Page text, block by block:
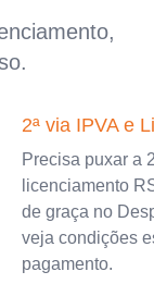
2ª via IPVA e
Precisa puxar a
licenciamento
de graça no
veja condições
pagamento.